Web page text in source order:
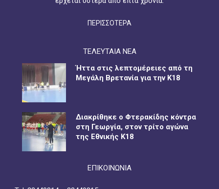
ΠΕΡΙΣΣΟΤΕΡΑ
ΤΕΛΕΥΤΑΙΑ ΝΕΑ
Ήττα στις λεπτομέρειες από τη
Μεγάλη Βρετανία για την Κ18
Διακρίθηκε ο Φτερακίδης κόντρα
στη Γεωργία, στον τρίτο αγώνα
της Εθνικής Κ18
ΕΠΙΚΟΙΝΩΝΙΑ